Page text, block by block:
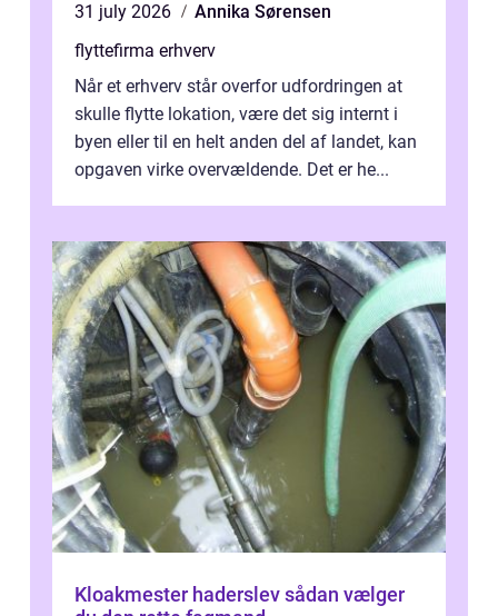
31 july 2026
Annika Sørensen
flyttefirma erhverv
Når et erhverv står overfor udfordringen at
skulle flytte lokation, være det sig internt i
byen eller til en helt anden del af landet, kan
opgaven virke overvældende. Det er he...
Kloakmester haderslev sådan vælger